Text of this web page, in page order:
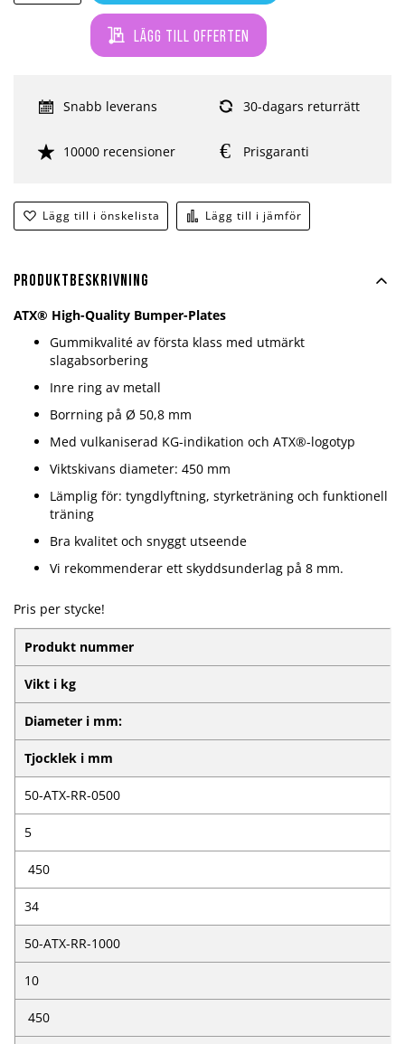
Lägg till offerten
Lägg till i önskelista Lägg till i jämför
Snabb leverans 30-dagars returrätt
10000 recensioner Prisgaranti
Produktbeskrivning
ATX® High-Quality Bumper-Plates
Gummikvalité av första klass med utmärkt
slagabsorbering
Inre ring av metall
Borrning på Ø 50,8 mm
Med vulkaniserad KG-indikation och ATX®-logotyp
Viktskivans diameter: 450 mm
Lämplig för: tyngdlyftning, styrketräning och funktionell
träning
Bra kvalitet och snyggt utseende
Vi rekommenderar ett skyddsunderlag på 8 mm.
Pris per stycke!
Produkt nummer
Vikt i kg
Diameter i mm:
Tjocklek i mm
50-ATX-RR-0500
5
450
34
50-ATX-RR-1000
10
450